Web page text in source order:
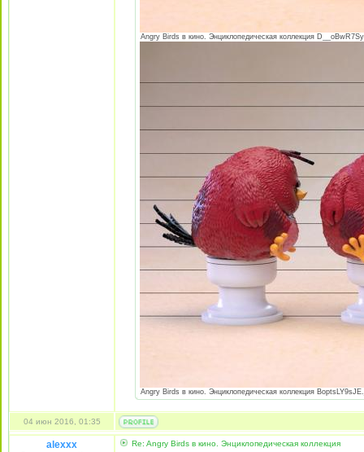
Angry Birds в кино. Энциклопедическая коллекция
Angry Birds в кино. Энциклопедическая коллекция
04 июн 2016, 01:35
alexxx Re: Angry Birds в кино. Энциклопедическая коллекция